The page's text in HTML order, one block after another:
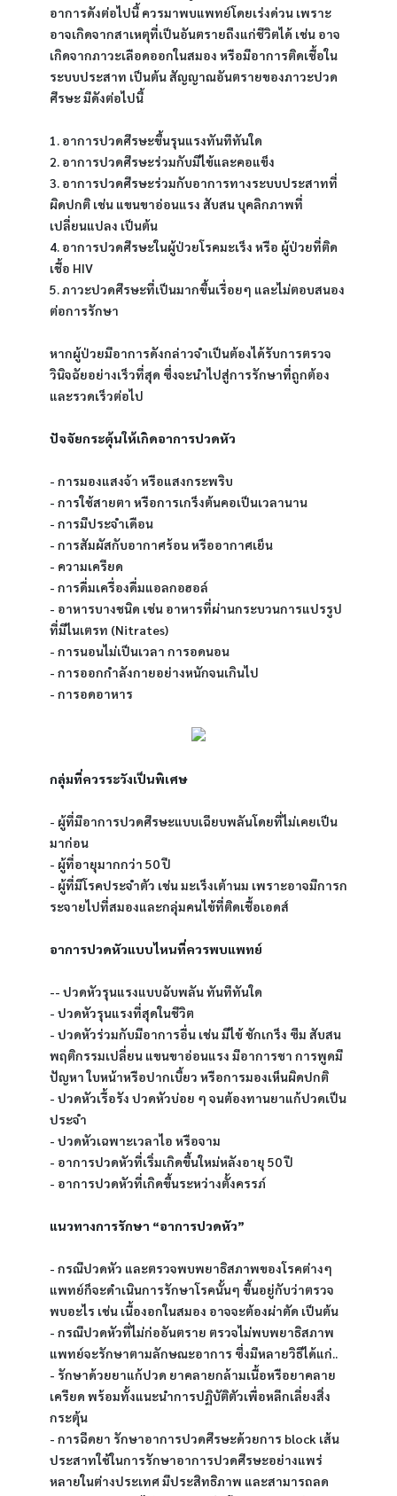
อาการดังต่อไปนี้ ควรมาพบแพทย์โดยเร่งด่วน เพราะ
อาจเกิดจากสาเหตุที่เป็นอันตรายถึงแก่ชีวิตได้ เช่น อาจ
เกิดจากภาวะเลือดออกในสมอง หรือมีอาการติดเชื้อใน
ระบบประสาท เป็นต้น สัญญาณอันตรายของภาวะปวด
ศีรษะ มีดังต่อไปนี้
1. อาการปวดศีรษะขึ้นรุนแรงทันทีทันใด
2. อาการปวดศีรษะร่วมกับมีไข้และคอแข็ง
3. อาการปวดศีรษะร่วมกับอาการทางระบบประสาทที่
ผิดปกติ เช่น แขนขาอ่อนแรง สับสน บุคลิกภาพที่
เปลี่ยนแปลง เป็นต้น
4. อาการปวดศีรษะในผู้ป่วยโรคมะเร็ง หรือ ผู้ป่วยที่ติด
เชื้อ HIV
5. ภาวะปวดศีรษะที่เป็นมากขึ้นเรื่อยๆ และไม่ตอบสนอง
ต่อการรักษา
หากผู้ป่วยมีอาการดังกล่าวจำเป็นต้องได้รับการตรวจ
วินิจฉัยอย่างเร็วที่สุด ซึ่งจะนำไปสู่การรักษาที่ถูกต้อง
และรวดเร็วต่อไป
ปัจจัยกระตุ้นให้เกิดอาการปวดหัว
- การมองแสงจ้า หรือแสงกระพริบ
- การใช้สายตา หรือการเกร็งต้นคอเป็นเวลานาน
- การมีประจำเดือน
- การสัมผัสกับอากาศร้อน หรืออากาศเย็น
- ความเครียด
- การดื่มเครื่องดื่มแอลกอฮอล์
- อาหารบางชนิด เช่น อาหารที่ผ่านกระบวนการแปรรูป
ที่มีไนเตรท (Nitrates)
- การนอนไม่เป็นเวลา การอดนอน
- การออกกำลังกายอย่างหนักจนเกินไป
- การอดอาหาร
กลุ่มที่ควรระวังเป็นพิเศษ
- ผู้ที่มีอาการปวดศีรษะแบบเฉียบพลันโดยที่ไม่เคยเป็น
มาก่อน
- ผู้ที่อายุมากกว่า 50 ปี
- ผู้ที่มีโรคประจำตัว เช่น มะเร็งเต้านม เพราะอาจมีการก
ระจายไปที่สมองและกลุ่มคนไข้ที่ติดเชื้อเอดส์
อาการปวดหัวแบบไหนที่ควรพบแพทย์
-- ปวดหัวรุนแรงแบบฉับพลัน ทันทีทันใด
- ปวดหัวรุนแรงที่สุดในชีวิต
- ปวดหัวร่วมกับมีอาการอื่น เช่น มีไข้ ชักเกร็ง ซึม สับสน
พฤติกรรมเปลี่ยน แขนขาอ่อนแรง มีอาการชา การพูดมี
ปัญหา ใบหน้าหรือปากเบี้ยว หรือการมองเห็นผิดปกติ
- ปวดหัวเรื้อรัง ปวดหัวบ่อย ๆ จนต้องทานยาแก้ปวดเป็น
ประจำ
- ปวดหัวเฉพาะเวลาไอ หรือจาม
- อาการปวดหัวที่เริ่มเกิดขึ้นใหม่หลังอายุ 50 ปี
- อาการปวดหัวที่เกิดขึ้นระหว่างตั้งครรภ์
แนวทางการรักษา “อาการปวดหัว”
- กรณีปวดหัว และตรวจพบพยาธิสภาพของโรคต่างๆ
แพทย์ก็จะดำเนินการรักษาโรคนั้นๆ ขึ้นอยู่กับว่าตรวจ
พบอะไร เช่น เนื้องอกในสมอง อาจจะต้องผ่าตัด เป็นต้น
- กรณีปวดหัวที่ไม่ก่ออันตราย ตรวจไม่พบพยาธิสภาพ
แพทย์จะรักษาตามลักษณะอาการ ซึ่งมีหลายวิธีได้แก่..
- รักษาด้วยยาแก้ปวด ยาคลายกล้ามเนื้อหรือยาคลาย
เครียด พร้อมทั้งแนะนำการปฏิบัติตัวเพื่อหลีกเลี่ยงสิ่ง
กระตุ้น
- การฉีดยา รักษาอาการปวดศีรษะด้วยการ block เส้น
ประสาทใช้ในการรักษาอาการปวดศีรษะอย่างแพร่
หลายในต่างประเทศ มีประสิทธิภาพ และสามารถลด